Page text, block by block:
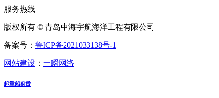
服务热线
版权所有 © 青岛中海宇航海洋工程有限公司
备案号： 鲁ICP备2021033138号-1
网站建设 ： 一瞬网络
起重船租赁